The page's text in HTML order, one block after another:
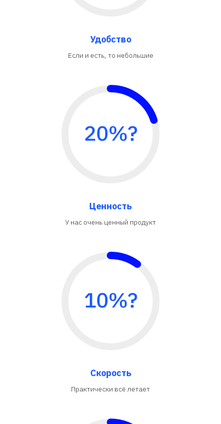
Удобство
Если и есть, то небольшие
20%?
Ценность
У нас очень ценный продукт
10%?
Скорость
Практически всё летает